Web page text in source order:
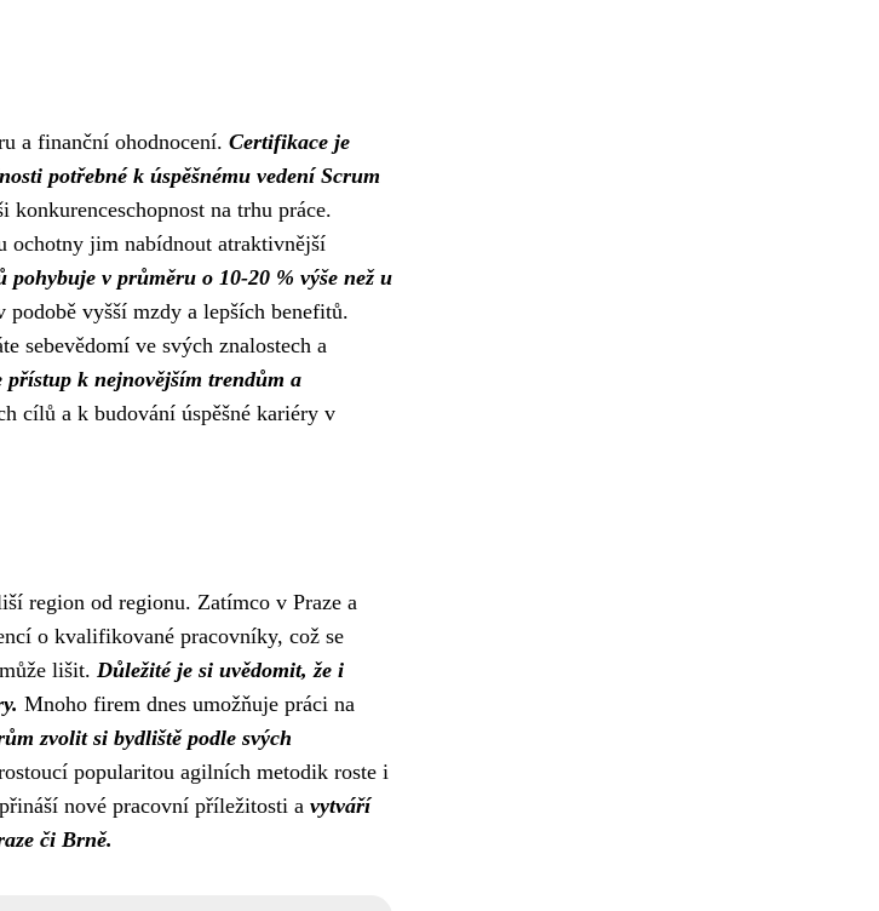
a finanční ohodnocení. Certifikace je
potřebné k úspěšnému vedení Scrum
na trhu práce.
ochotny jim nabídnout atraktivnější
v průměru o 10-20 % výše než u
vyšší mzdy a lepších benefitů.
sebevědomí ve svých znalostech a
k nejnovějším trendům a
cílů a k budování úspěšné kariéry v
region od regionu. Zatímco v Praze a
o kvalifikované pracovníky, což se
lišit. Důležité je si uvědomit, že i
Mnoho firem dnes umožňuje práci na
zvolit si bydliště podle svých
popularitou agilních metodik roste i
nové pracovní příležitosti a vytváří
či Brně.